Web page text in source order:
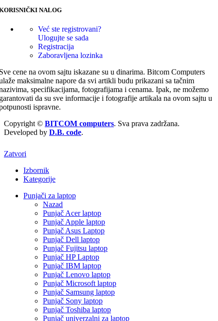
NALOG
Već ste registrovani?
Ulogujte se sada
Registracija
Zaboravljena lozinka
cene na ovom sajtu iskazane su u dinarima. Bitcom Computers
maksimalne napore da svi artikli budu prikazani sa tačnim
specifikacijama, fotografijama i cenama. Ipak, ne možemo
da su sve informacije i fotografije artikala na ovom sajtu u
ispravne.
Copyright © BITCOM computers. Sva prava zadržana.
Developed by D.B. code.
Zatvori
Izbornik
Kategorije
Punjači za laptop
Nazad
Punjač Acer laptop
Punjač Apple laptop
Punjač Asus Laptop
Punjač Dell laptop
Punjač Fujitsu laptop
Punjač HP Laptop
Punjač IBM laptop
Punjač Lenovo laptop
Punjač Microsoft laptop
Punjač Samsung laptop
Punjač Sony laptop
Punjač Toshiba laptop
Punjač univerzalni za laptop